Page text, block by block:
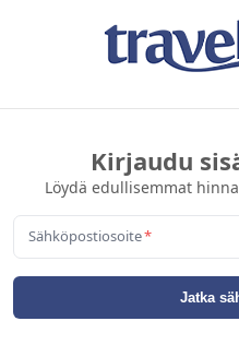
Kirjaudu
Löydä edullisemmat
Sähköpostiosoite*
Jatka